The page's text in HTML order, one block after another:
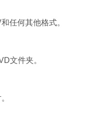
任何其他格式。
文件夹。